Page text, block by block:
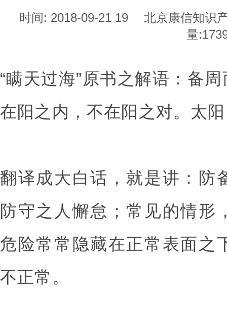
时间: 2018-09-21 19
北京康信知识
量:
“瞒天过海”原书之解语：备
在阳之内，不在阳之对。太
翻译成大白话，就是讲：防
防守之人懈怠；常见的情形
危险常常隐藏在正常表面之
不正常。